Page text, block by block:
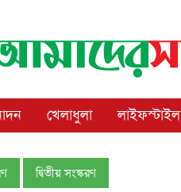
খেলাধুলা লাইফস্টাইল
দ্বিতীয় সংস্করণ